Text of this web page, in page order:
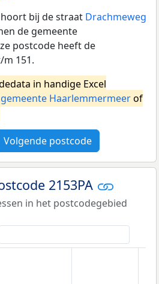
hoort bij de straat Drachmeweg
de gemeente
postcode heeft de
151.
in handige Excel
Haarlemmermeerof
Volgende postcode
2153PA
in het postcodegebied